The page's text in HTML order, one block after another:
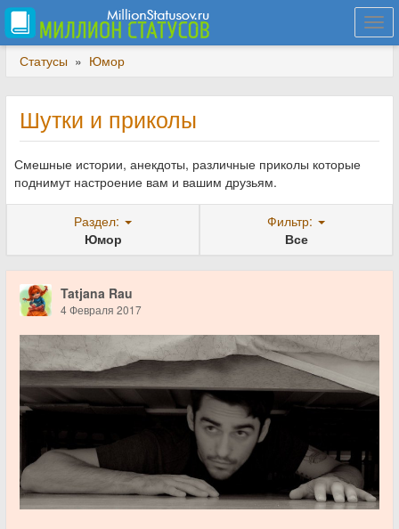
Статусы » Юмор
Шутки и приколы
Смешные истории, анекдоты, различные приколы которые
поднимут настроение вам и вашим друзьям.
Раздел:
Юмор
Фильтр:
Все
Tatjana Rau
4 Февраля 2017